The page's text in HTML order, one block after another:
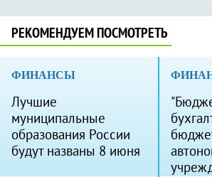
РЕКОМЕНДУЕМ ПОСМОТРЕТЬ
ФИНАНСЫ
Лучшие
муниципальные
образования России
будут названы 8 июня